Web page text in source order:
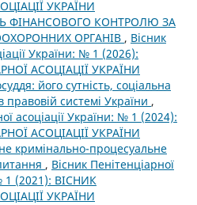
УКРАЇНИ
ФІНАНСОВОГО КОНТРОЛЮ ЗА
ОРГАНІВ , Вісник
України: № 1 (2026):
АСОЦІАЦІЇ УКРАЇНИ
його сутність, соціальна
правовій системі України ,
асоціації України: № 1 (2024):
АСОЦІАЦІЇ УКРАЇНИ
кримінально-процесуальне
, Вісник Пенітенціарної
1 (2021): ВІСНИК
УКРАЇНИ